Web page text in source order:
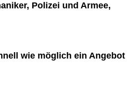
Polizei und Armee,
wie möglich ein Angebot